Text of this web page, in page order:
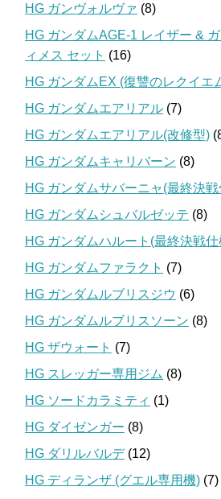
HG ガンヴォルヴァ (8)
HG ガンダムAGE-1 レイザー &
ィメス セット (16)
HG ガンダムEX (復讐のレクイエ
HG ガンダムエアリアル (7)
HG ガンダムエアリアル(改修型)
HG ガンダムキャリバーン (8)
HG ガンダムサバーニャ(最終決
HG ガンダムシュバルゼッテ (8)
HG ガンダムハルート(最終決戦仕
HG ガンダムファラクト (7)
HG ガンダムルブリスジウ (6)
HG ガンダムルブリスソーン (8)
HG ザウォート (7)
HG スレッガー専用ジム (8)
HG ソードカラミティ (1)
HG ダイゼンガー (8)
HG ダリルバルデ(12)
HG ディランザ (グエル専用機) (7)